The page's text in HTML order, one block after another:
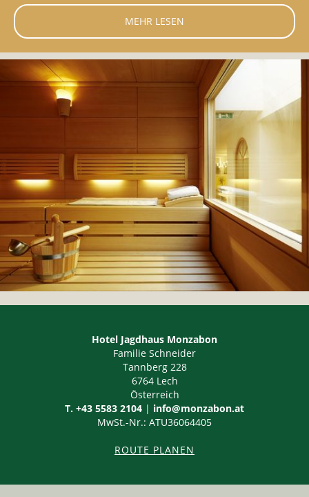
MEHR LESEN
Hotel Jagdhaus Monzabon
Familie Schneider
Tannberg 228
6764 Lech
Österreich
T. +43 5583 2104 | info@monzabon.at
MwSt.-Nr.: ATU36064405
ROUTE PLANEN